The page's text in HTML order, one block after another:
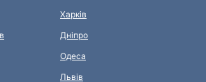
Харків
Дніпро
Одеса
Львів